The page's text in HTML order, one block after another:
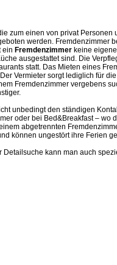
zum einen von privat Personen
werden. Fremdenzimmer
ein Fremdenzimmer keine
ausgestattet sind. Die
statt. Das Mieten eines
Vermieter sorgt lediglich für die
Fremdenzimmer vergebens
unbedingt den ständigen
oder bei Bed&Breakfast – wo
abgetrennten
können ungestört ihre Ferien
kann man auch